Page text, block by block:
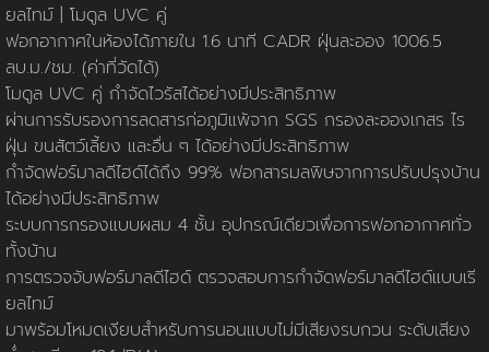
ผลงานของเรา
สมัครงาน
นโยบายการใช้คุกกี้
ข้อกำหนดและเงื่อนไข
นโยบายความเป็นส่วนตัว